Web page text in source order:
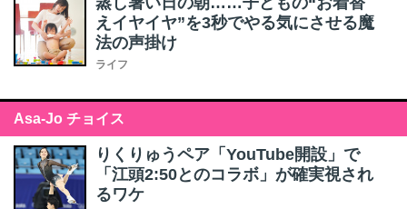
えイヤイヤ”を3秒でやる気にさせる魔
法の声掛け
ライフ
Asa-Jo チョイス
りくりゅうペア「YouTube開設」で
「江頭2:50とのコラボ」が確実視され
るワケ